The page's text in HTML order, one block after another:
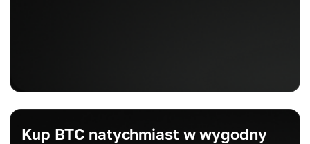
Kup BTC natychmiast w wygodny